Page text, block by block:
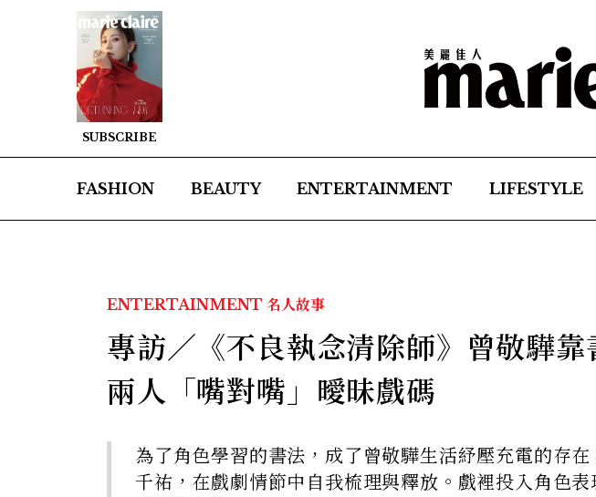
SUBSCRIBE
FASHION BEAUTY ENTERTAINMENT LIFESTYLE
ENTERTAINMENT 名人故事
專訪／《不良執念清除師》曾敬驊
兩人「嘴對嘴」曖昧戲碼
為了角色學習的書法，成了曾敬驊生活紓壓充電的存
千祐，在戲劇情節中自我梳理與釋放。戲裡投入角色